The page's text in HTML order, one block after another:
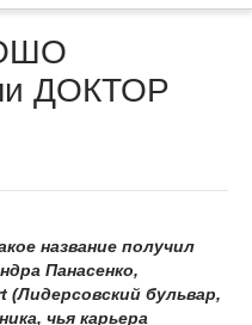
ДОКТОР
название получил
Панасенко,
(Лидерсовский бульвар,
чья карьера